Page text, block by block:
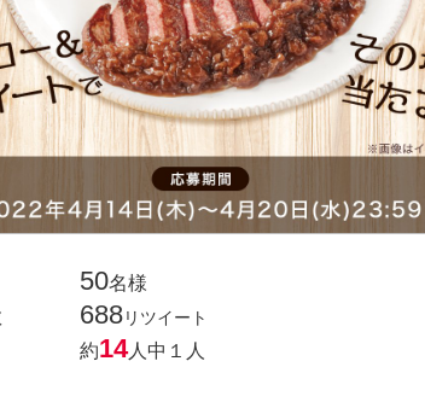
50名様
688リツイート
約14人中１人